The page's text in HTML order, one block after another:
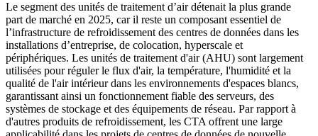
Le segment des unités de traitement d’air détenait la plus grande
part de marché en 2025, car il reste un composant essentiel de
l’infrastructure de refroidissement des centres de données dans les
installations d’entreprise, de colocation, hyperscale et
périphériques. Les unités de traitement d'air (AHU) sont largement
utilisées pour réguler le flux d'air, la température, l'humidité et la
qualité de l'air intérieur dans les environnements d'espaces blancs,
garantissant ainsi un fonctionnement fiable des serveurs, des
systèmes de stockage et des équipements de réseau. Par rapport à
d'autres produits de refroidissement, les CTA offrent une large